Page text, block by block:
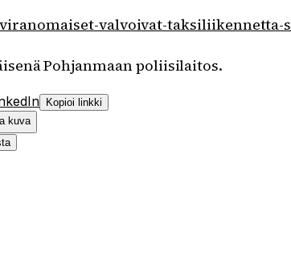
valvoivat-taksiliikennetta-
Pohjanmaan poliisilaitos.
Kopioi linkki
kuva